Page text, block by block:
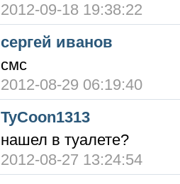
2012-09-18 19:38:22
сергей иванов
смс
2012-08-29 06:19:40
TyCoon1313
нашел в туалете?
2012-08-27 13:24:54